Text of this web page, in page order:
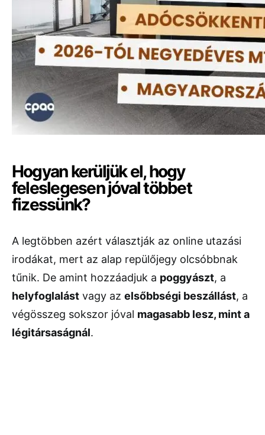
Hogyan kerüljük el, hogy
feleslegesen jóval többet
fizessünk?
A legtöbben azért választják az online utazási
irodákat, mert az alap repülőjegy olcsóbbnak
tűnik. De amint hozzáadjuk a poggyászt, a
helyfoglalást vagy az elsőbbségi beszállást, a
végösszeg sokszor jóval magasabb lesz, mint a
légitársaságnál.